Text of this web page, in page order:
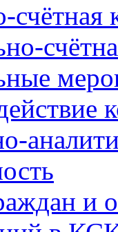
счётная
и